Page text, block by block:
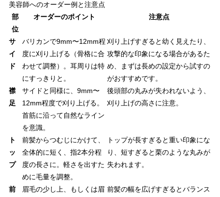
美容師へのオーダー例と注意点
部
位
オーダーのポイント 注意点
サ
イ
ド
バリカンで9mm〜12mm程
度に刈り上げる（骨格に合
わせて調整）。耳周りは特
にすっきりと。
刈り上げすぎると幼く見えたり、
攻撃的な印象になる場合があるた
め、まずは長めの設定から試すの
がおすすめです。
襟
足
サイドと同様に、9mm〜
12mm程度で刈り上げる。
首筋に沿って自然なライン
を意識。
後頭部の丸みが失われないよう、
刈り上げの高さに注意。
ト
ッ
プ
前髪からつむじにかけて、
全体的に短く、指2本分程
度の長さに。軽さを出すた
めに毛量を調整。
トップが長すぎると重い印象にな
り、短すぎると栗のような丸みが
失われます。
前
眉毛の少し上、もしくは眉 前髪の幅を広げすぎるとバランス